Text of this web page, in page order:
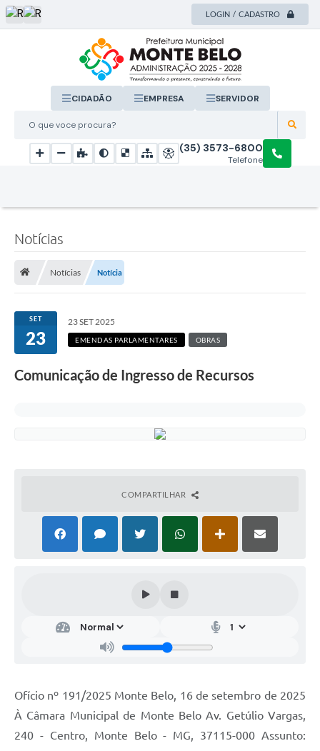
LOGIN / CADASTRO
O que voce procura?
CIDADÃO EMPRESA SERVIDOR
Telefone
(35) 3573-6800
Notícias
Notícias Notícia
SET
23
23 SET 2025
EMENDAS PARLAMENTARES OBRAS
Comunicação de Ingresso de Recursos
COMPARTILHAR
Ofício nº 191/2025 Monte Belo, 16 de setembro de 2025
À Câmara Municipal de Monte Belo Av. Getúlio Vargas,
240 - Centro, Monte Belo - MG, 37115-000 Assunto: